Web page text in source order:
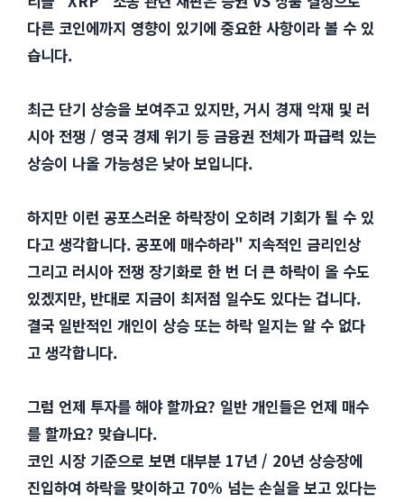
다른 코인에까지 영향이 있기에 중요한 사항이라 볼 수 있
습니다.
최근 단기 상승을 보여주고 있지만, 거시 경재 악재 및 러
시아 전쟁 / 영국 경제 위기 등 금융권 전체가 파급력 있는
상승이 나올 가능성은 낮아 보입니다.
하지만 이런 공포스러운 하락장이 오히려 기회가 될 수 있
다고 생각합니다. 공포에 매수하라" 지속적인 금리인상
그리고 러시아 전쟁 장기화로 한 번 더 큰 하락이 올 수도
있겠지만, 반대로 지금이 최저점 일수도 있다는 겁니다.
결국 일반적인 개인이 상승 또는 하락 일지는 알 수 없다
고 생각합니다.
그럼 언제 투자를 해야 할까요? 일반 개인들은 언제 매수
를 할까요? 맞습니다.
코인 시장 기준으로 보면 대부분 17년 / 20년 상승장에
진입하여 하락을 맞이하고 70% 넘는 손실을 보고 있다는